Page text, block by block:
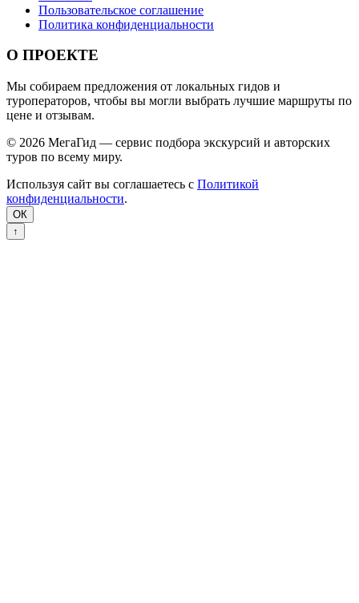
Пользовательское соглашение
Политика конфиденциальности
О ПРОЕКТЕ
Мы собираем предложения от локальных гидов и
туроператоров, чтобы вы могли выбрать лучшие маршруты по
цене и отзывам.
© 2026 МегаГид — сервис подбора экскурсий и авторских
туров по всему миру.
Используя сайт вы соглашаетесь с Политикой
конфиденциальности.
ОК
↑